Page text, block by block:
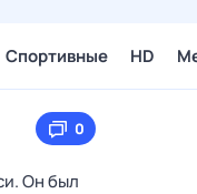
Спортивные HD
0
Он был